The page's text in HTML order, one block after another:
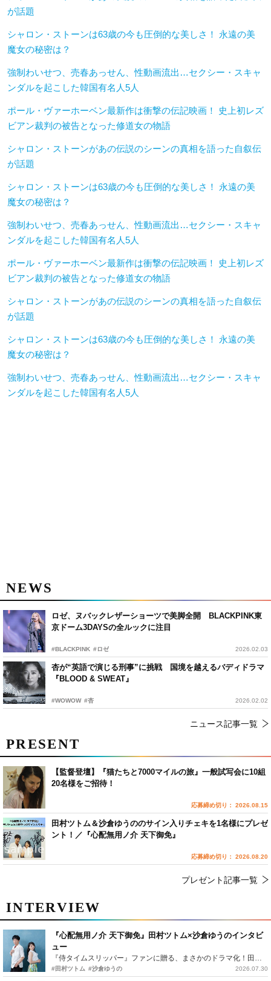
が話題
シャロン・ストーンは63歳の今も圧倒的な美しさ！ 永遠の美
魔女の秘密は？
強制わいせつ、売春あっせん、性動画流出…セクシー・スキャ
ンダルを起こした韓国有名人5人
ポール・ヴァーホーベン最新作は衝撃の伝記映画！ 史上初レズ
ビアン裁判の被告となった修道女の物語
シャロン・ストーンがあの伝説のシーンの真相を語った自叙伝
が話題
シャロン・ストーンは63歳の今も圧倒的な美しさ！ 永遠の美
魔女の秘密は？
強制わいせつ、売春あっせん、性動画流出…セクシー・スキャ
ンダルを起こした韓国有名人5人
ポール・ヴァーホーベン最新作は衝撃の伝記映画！ 史上初レズ
ビアン裁判の被告となった修道女の物語
シャロン・ストーンがあの伝説のシーンの真相を語った自叙伝
が話題
シャロン・ストーンは63歳の今も圧倒的な美しさ！ 永遠の美
魔女の秘密は？
強制わいせつ、売春あっせん、性動画流出…セクシー・スキャ
ンダルを起こした韓国有名人5人
NEWS
ロゼ、ヌバックレザーショーツで美脚全開 BLACKPINK東
京ドーム3DAYSの全ルックに注目
#BLACKPINK #ロゼ 2026.02.03
杏が“英語で演じる刑事”に挑戦 国境を越えるバディドラマ
『BLOOD & SWEAT』
#WOWOW #杏 2026.02.02
ニュース記事一覧
INTERVIEW
『心配無用ノ介 天下御免』田村ツトム×沙倉ゆうのインタビ
ュー
『侍タイムスリッパー』ファンに贈る、まさかのドラマ化！田村ツトム×沙倉ゆうのが語る『心配無用ノ介』撮影秘話
#田村ツトム #沙倉ゆうの 2026.07.30
PRESENT
【監督登壇】『猫たちと7000マイルの旅』一般試写会に10組
20名様をご招待！
応募締め切り： 2026.08.15
田村ツトム＆沙倉ゆうののサイン入りチェキを1名様にプレゼ
ント！／『心配無用ノ介 天下御免』
応募締め切り： 2026.08.20
プレゼント記事一覧